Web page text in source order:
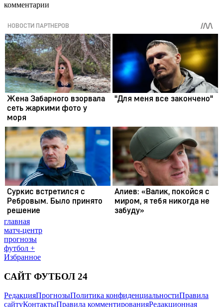
комментарии
главная
матч-центр
прогнозы
футбол +
Избранное
САЙТ ФУТБОЛ 24
РедакцияПрогнозыПолитика конфиденциальностиПравила
сайтуКонтактыПравила комментированияРедакционная